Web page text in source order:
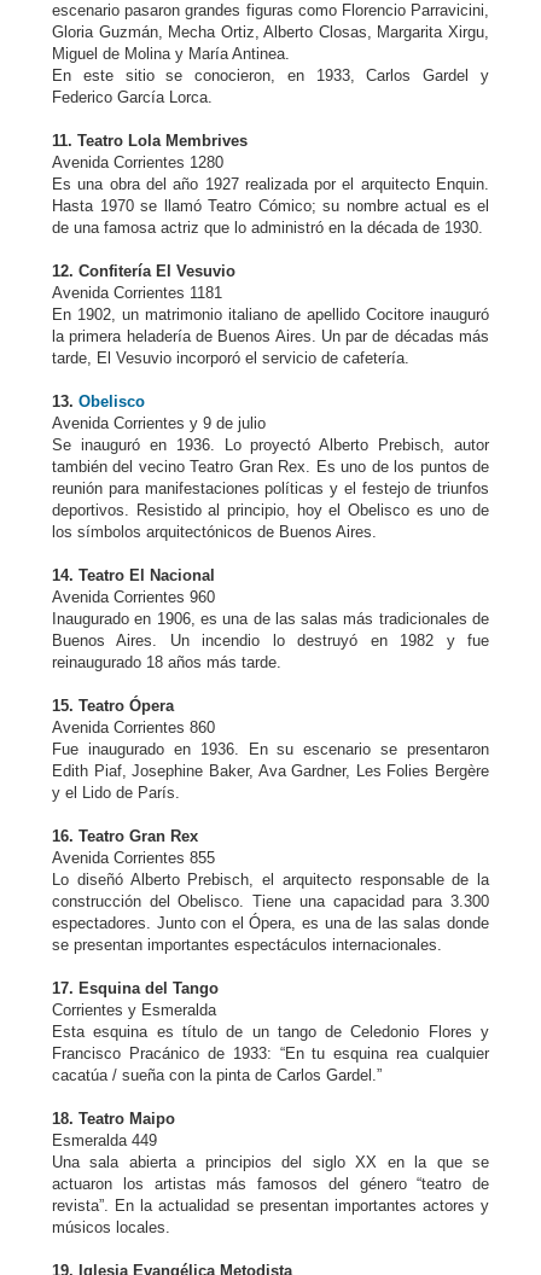
escenario pasaron grandes figuras como Florencio Parravicini,
Gloria Guzmán, Mecha Ortiz, Alberto Closas, Margarita Xirgu,
Miguel de Molina y María Antinea.
En este sitio se conocieron, en 1933, Carlos Gardel y
Federico García Lorca.
11. Teatro Lola Membrives
Avenida Corrientes 1280
Es una obra del año 1927 realizada por el arquitecto Enquin.
Hasta 1970 se llamó Teatro Cómico; su nombre actual es el
de una famosa actriz que lo administró en la década de 1930.
12. Confitería El Vesuvio
Avenida Corrientes 1181
En 1902, un matrimonio italiano de apellido Cocitore inauguró
la primera heladería de Buenos Aires. Un par de décadas más
tarde, El Vesuvio incorporó el servicio de cafetería.
13. Obelisco
Avenida Corrientes y 9 de julio
Se inauguró en 1936. Lo proyectó Alberto Prebisch, autor
también del vecino Teatro Gran Rex. Es uno de los puntos de
reunión para manifestaciones políticas y el festejo de triunfos
deportivos. Resistido al principio, hoy el Obelisco es uno de
los símbolos arquitectónicos de Buenos Aires.
14. Teatro El Nacional
Avenida Corrientes 960
Inaugurado en 1906, es una de las salas más tradicionales de
Buenos Aires. Un incendio lo destruyó en 1982 y fue
reinaugurado 18 años más tarde.
15. Teatro Ópera
Avenida Corrientes 860
Fue inaugurado en 1936. En su escenario se presentaron
Edith Piaf, Josephine Baker, Ava Gardner, Les Folies Bergère
y el Lido de París.
16. Teatro Gran Rex
Avenida Corrientes 855
Lo diseñó Alberto Prebisch, el arquitecto responsable de la
construcción del Obelisco. Tiene una capacidad para 3.300
espectadores. Junto con el Ópera, es una de las salas donde
se presentan importantes espectáculos internacionales.
17. Esquina del Tango
Corrientes y Esmeralda
Esta esquina es título de un tango de Celedonio Flores y
Francisco Pracánico de 1933: “En tu esquina rea cualquier
cacatúa / sueña con la pinta de Carlos Gardel.”
18. Teatro Maipo
Esmeralda 449
Una sala abierta a principios del siglo XX en la que se
actuaron los artistas más famosos del género “teatro de
revista”. En la actualidad se presentan importantes actores y
músicos locales.
19. Iglesia Evangélica Metodista